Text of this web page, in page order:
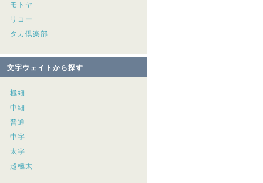
モトヤ
リコー
タカ倶楽部
文字ウェイトから探す
極細
中細
普通
中字
太字
超極太